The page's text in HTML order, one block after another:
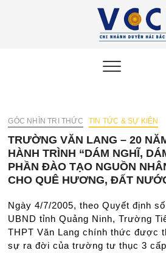
GÓC NHÌN TRI THỨC TIN TỨC & SỰ KIÊN
TRƯỜNG VĂN LANG – 20
HÀNH TRÌNH “DÁM NGHĨ,
PHẦN ĐÀO TẠO NGUỒN
CHO QUÊ HƯƠNG, ĐẤT
Ngày 4/7/2005, theo Quyết định
UBND tỉnh Quảng Ninh, Trường
THPT Văn Lang chính thức được
sự ra đời của trường tư thục 3